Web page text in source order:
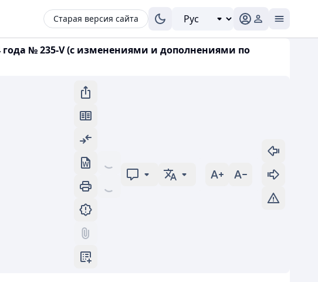
Старая версия сайта
№ 235-V (с изменениями и дополнениями по